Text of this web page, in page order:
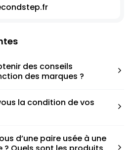
des conseils
des marques ?
que ce soit une taille
correspondant à votre taille
la condition de vos
paire.
d’une paire usée à une